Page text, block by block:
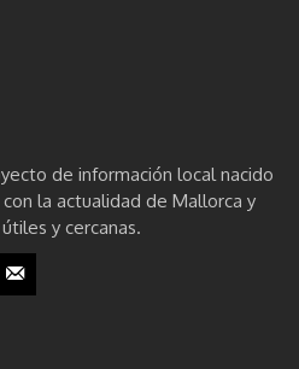
de información local nacido
la actualidad de Mallorca y
y cercanas.